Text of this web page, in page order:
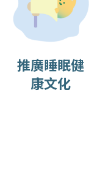
推廣睡眠健
康文化